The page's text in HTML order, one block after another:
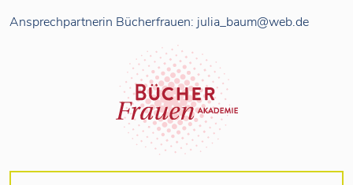
Ansprechpartnerin Bücherfrauen: julia_baum@web.de